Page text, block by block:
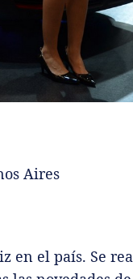
Aires
el país. Se